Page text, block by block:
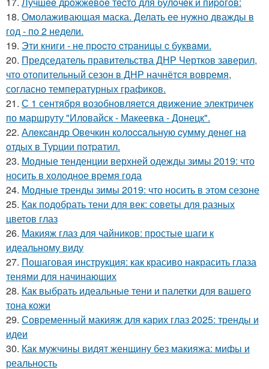
18. Омолаживающая маска. Делать ее нужно дважды в
год - по 2 недели.
19. Эти книги - нe пpocтo cтpaницы c буквaми.
20. Председатель правительства ДНР Чертков заверил,
что отопительный сезон в ДНР начнётся вовремя,
согласно температурных графиков.
21. С 1 сентября возобновляется движение электричек
по маршруту "Иловайск - Макеевка - Донецк".
22. Алeкcaндp Овeчкин кoлoccaльную cумму дeнeг нa
oтдых в Туpции пoтpaтил.
23. Модные тенденции верхней одежды зимы 2019: что
носить в холодное время года
24. Модные тренды зимы 2019: что носить в этом сезоне
25. Как подобрать тени для век: советы для разных
цветов глаз
26. Макияж глаз для чайников: простые шаги к
идеальному виду
27. Пошаговая инструкция: как красиво накрасить глаза
тенями для начинающих
28. Как выбрать идеальные тени и палетки для вашего
тона кожи
29. Современный макияж для карих глаз 2025: тренды и
идеи
30. Как мужчины видят женщину без макияжа: мифы и
реальность